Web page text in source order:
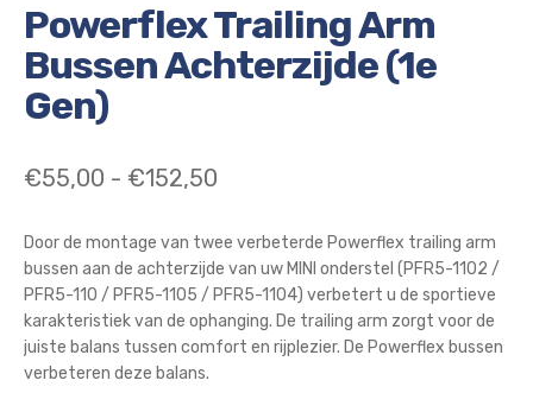
Powerflex Trailing Arm
Bussen Achterzijde (1e
Gen)
€55,00 - €152,50Prijsklasse:
tot
€152,50
Door de montage van twee verbeterde Powerflex trailing arm
bussen aan de achterzijde van uw MINI onderstel (PFR5-1102 /
PFR5-110 / PFR5-1105 / PFR5-1104) verbetert u de sportieve
karakteristiek van de ophanging. De trailing arm zorgt voor de
juiste balans tussen comfort en rijplezier. De Powerflex bussen
verbeteren deze balans.